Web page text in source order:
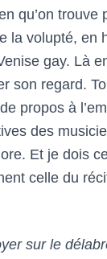
qu’on
la volupté,
gay. Là
son regard.
propos à
des
Et je dois
celle du
sur le